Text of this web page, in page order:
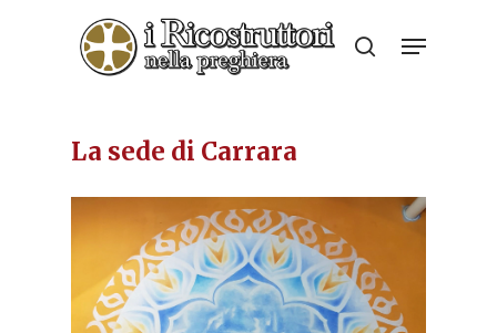
search
Menu
La sede di Carrara